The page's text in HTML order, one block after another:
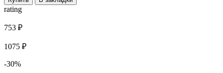
rating
753 ₽
1075 ₽
-30%